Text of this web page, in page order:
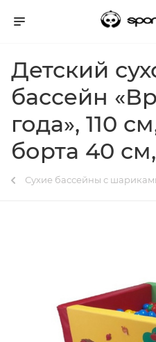
Детский
бассейн
года», 110
борта 40
Сухие бассейны с